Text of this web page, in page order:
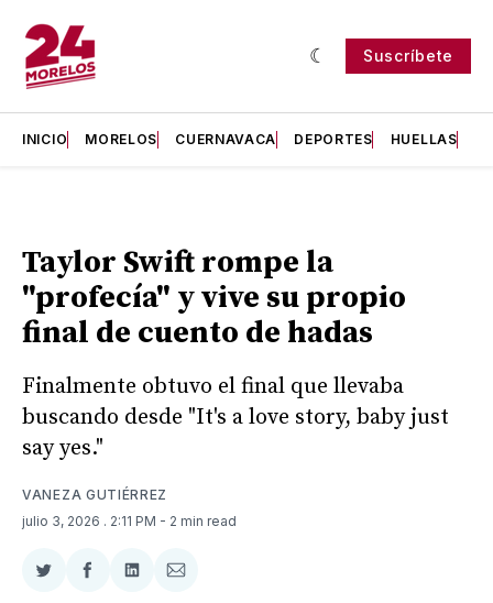
Suscríbete
INICIO MORELOS CUERNAVACA DEPORTES HUELLAS
Taylor Swift rompe la
"profecía" y vive su propio
final de cuento de hadas
Finalmente obtuvo el final que llevaba
buscando desde "It's a love story, baby just
say yes."
VANEZA GUTIÉRREZ
julio 3, 2026 . 2:11 PM - 2 min read
CompartirCompartir
CompartirCompartir